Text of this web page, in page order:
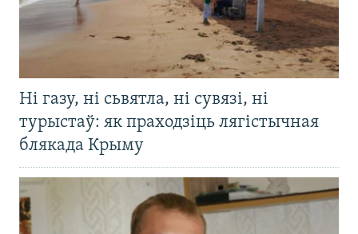
Ні газу, ні сьвятла, ні сувязі, ні
турыстаў: як праходзіць лягістычная
блякада Крыму